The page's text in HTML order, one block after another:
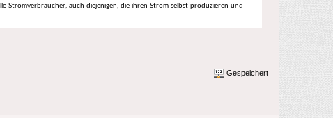
Stromverbraucher, auch diejenigen, die ihren Strom selbst produzieren und
Gespeichert